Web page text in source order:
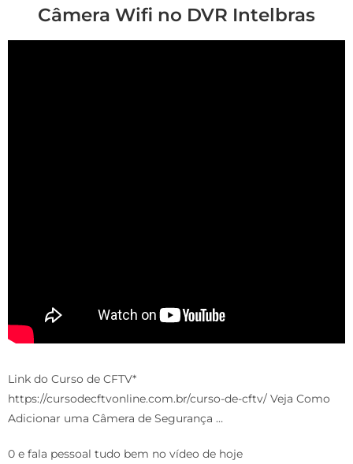
Câmera Wifi no DVR Intelbras
Link do Curso de CFTV*
https://cursodecftvonline.com.br/curso-de-cftv/ Veja Como
Adicionar uma Câmera de Segurança …
0 e fala pessoal tudo bem no vídeo de hoje